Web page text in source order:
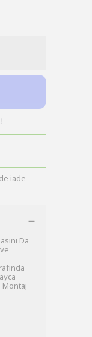
iade
Da
Montaj